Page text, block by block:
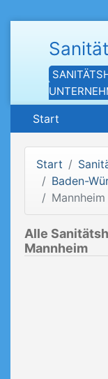
Start
Start
Baden-
Mannheim
Alle
Mannheim